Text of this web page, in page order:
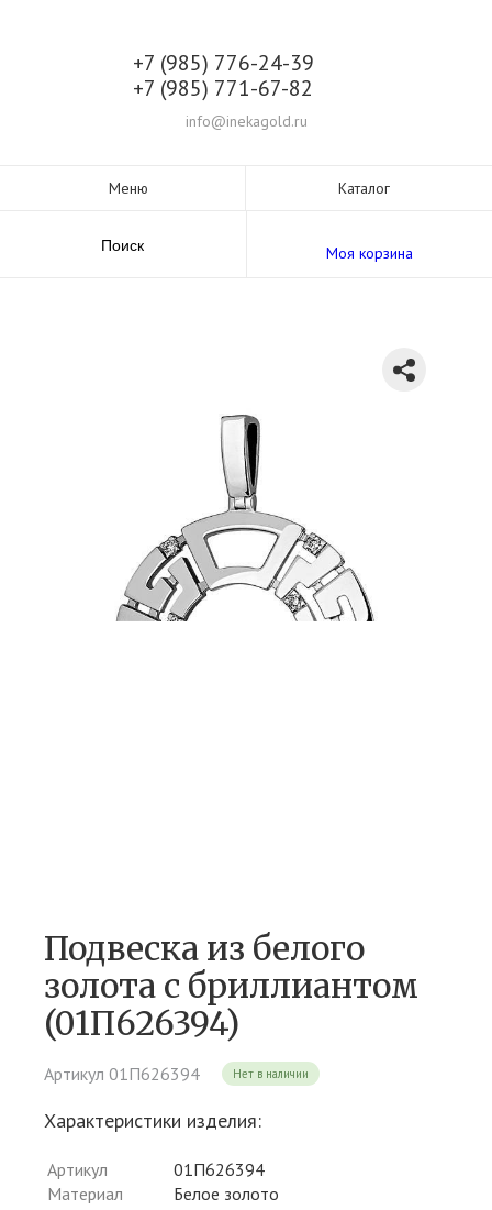
+7 (985) 776-24-39
+7 (985) 771-67-82
info@inekagold.ru
Меню Каталог
Поиск Моя корзина
Подвеска из белого
золота c бриллиантом
(01П626394)
Артикул 01П626394 Нет в наличии
Характеристики изделия:
Артикул
01П626394
Материал
Белое золото